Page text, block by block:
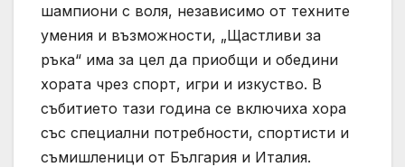
шампиони с воля, независимо от техните
умения и възможности, „Щастливи за
ръка“ има за цел да приобщи и обедини
хората чрез спорт, игри и изкуство. В
събитието тази година се включиха хора
със специални потребности, спортисти и
съмишленици от България и Италия.